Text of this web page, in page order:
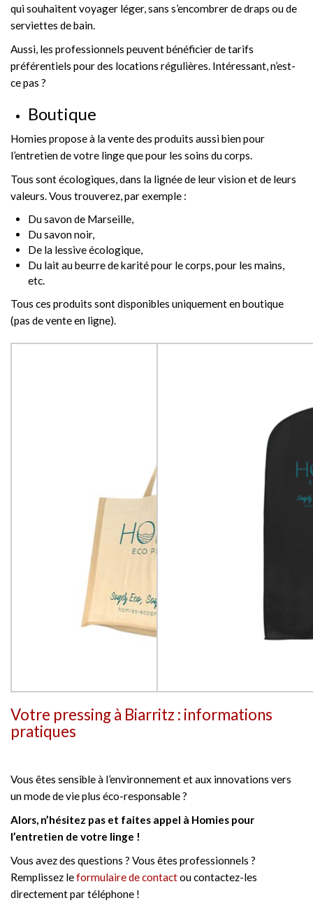
qui souhaitent voyager léger, sans s’encombrer de draps ou de
serviettes de bain.
Aussi, les professionnels peuvent bénéficier de tarifs
préférentiels pour des locations régulières. Intéressant, n’est-
ce pas ?
Boutique
Homies propose à la vente des produits aussi bien pour
l’entretien de votre linge que pour les soins du corps.
Tous sont écologiques, dans la lignée de leur vision et de leurs
valeurs. Vous trouverez, par exemple :
Du savon de Marseille,
Du savon noir,
De la lessive écologique,
Du lait au beurre de karité pour le corps, pour les mains,
etc.
Tous ces produits sont disponibles uniquement en boutique
(pas de vente en ligne).
Votre pressing à Biarritz : informations
pratiques
Vous êtes sensible à l’environnement et aux innovations vers
un mode de vie plus éco-responsable ?
Alors, n’hésitez pas et faites appel à Homies pour
l’entretien de votre linge !
Vous avez des questions ? Vous êtes professionnels ?
Remplissez leformulaire de contactou contactez-les
directement par téléphone !